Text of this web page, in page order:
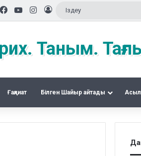
FacebookYouTubeInstagram
Кіру
Таным.
Ғақлиат Білген Шайыр айтады Асыл